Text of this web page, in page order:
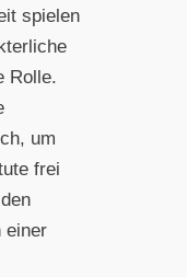
spielen
Rolle.
um
frei
einer